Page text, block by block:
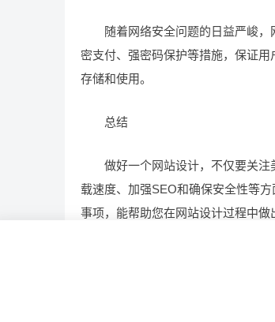
随着网络安全问题的日益严峻，
密支付、强密码保护等措施，保证
存储和使用。
总结
做好一个网站设计，不仅要关注
载速度、加强SEO和确保安全性等
事项，能帮助您在网站设计过程中做